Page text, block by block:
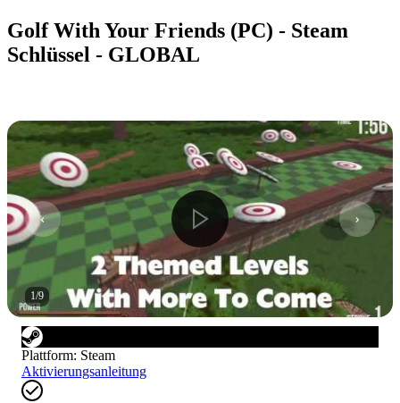
Golf With Your Friends (PC) - Steam
Schlüssel - GLOBAL
1/9
Plattform: Steam
Aktivierungsanleitung